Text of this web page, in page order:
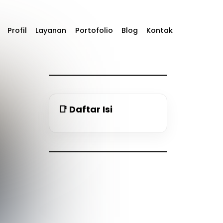
Profil Layanan Portofolio Blog Kontak
📑 Daftar Isi